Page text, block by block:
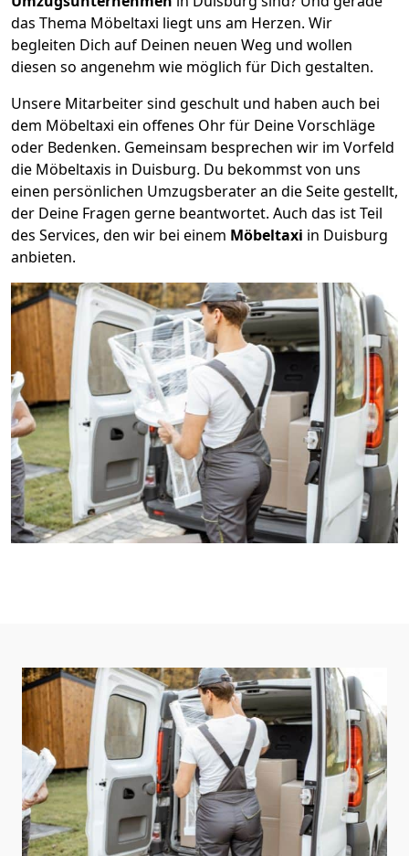
das Thema Möbeltaxi liegt uns am Herzen. Wir
begleiten Dich auf Deinen neuen Weg und wollen
diesen so angenehm wie möglich für Dich gestalten.
Unsere Mitarbeiter sind geschult und haben auch bei
dem Möbeltaxi ein offenes Ohr für Deine Vorschläge
oder Bedenken. Gemeinsam besprechen wir im Vorfeld
die Möbeltaxis in Duisburg. Du bekommst von uns
einen persönlichen Umzugsberater an die Seite gestellt,
der Deine Fragen gerne beantwortet. Auch das ist Teil
des Services, den wir bei einem Möbeltaxi in Duisburg
anbieten.